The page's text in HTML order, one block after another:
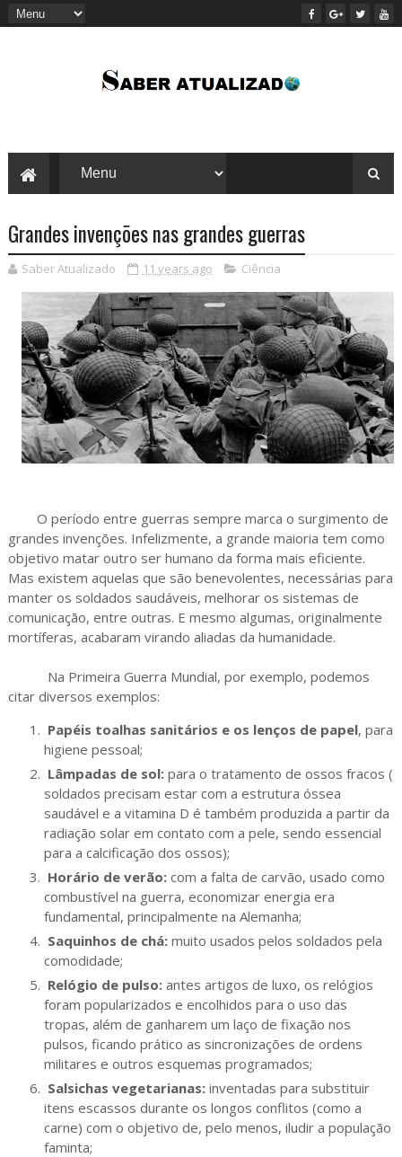
Grandes invenções nas grandes guerras
Saber Atualizado 11 years ago Ciência
O período entre guerras sempre marca o surgimento de
grandes invenções. Infelizmente, a grande maioria tem como
objetivo matar outro ser humano da forma mais eficiente.
Mas existem aquelas que são benevolentes, necessárias para
manter os soldados saudáveis, melhorar os sistemas de
comunicação, entre outras. E mesmo algumas, originalmente
mortíferas, acabaram virando aliadas da humanidade.
Na Primeira Guerra Mundial, por exemplo, podemos
citar diversos exemplos:
Papéis toalhas sanitários e os lenços de papel, para
higiene pessoal;
Lâmpadas de sol:para o tratamento de ossos fracos (
soldados precisam estar com a estrutura óssea
saudável e a vitamina D é também produzida a partir da
radiação solar em contato com a pele, sendo essencial
para a calcificação dos ossos);
Horário de verão:com a falta de carvão, usado como
combustível na guerra, economizar energia era
fundamental, principalmente na Alemanha;
Saquinhos de chá:muito usados pelos soldados pela
comodidade;
Relógio de pulso:antes artigos de luxo, os relógios
foram popularizados e encolhidos para o uso das
tropas, além de ganharem um laço de fixação nos
pulsos, ficando prático as sincronizações de ordens
militares e outros esquemas programados;
Salsichas vegetarianas:inventadas para substituir
itens escassos durante os longos conflitos (como a
carne) com o objetivo de, pelo menos, iludir a população
faminta;